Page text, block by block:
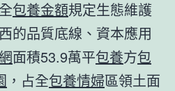
包養金額規定生態維護
的品質底線、資本應用
面積53.9萬平包養方包
，占全包養情婦區領土面